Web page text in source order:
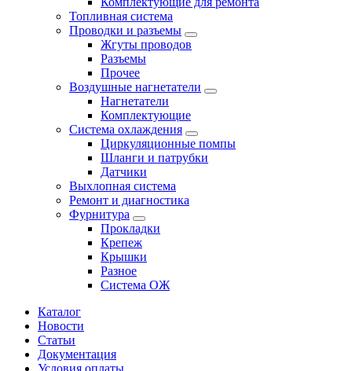
Топливная система
Проводки и разъемы
Жгуты проводов
Разъемы
Прочее
Воздушные нагнетатели
Нагнетатели
Комплектующие
Система охлаждения
Циркуляционные помпы
Шланги и патрубки
Датчики
Выхлопная система
Ремонт и диагностика
Фурнитура
Прокладки
Крепеж
Крышки
Разное
Система ОЖ
Каталог
Новости
Статьи
Документация